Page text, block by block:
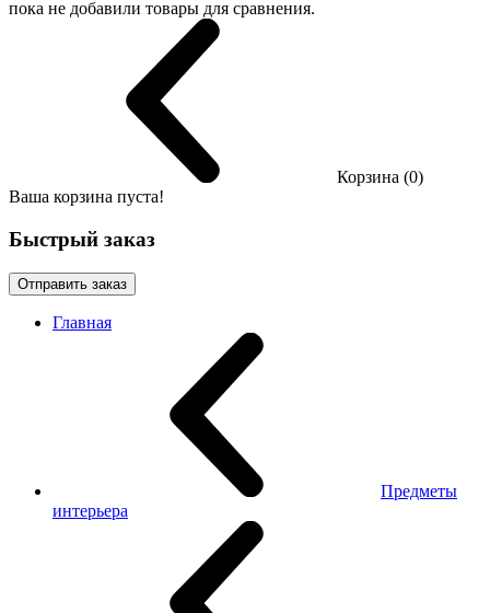
пока не добавили товары для сравнения.
Корзина (0)
Ваша корзина пуста!
Быстрый заказ
Отправить заказ
Главная
Предметы
интерьера